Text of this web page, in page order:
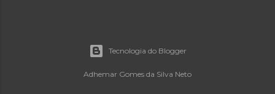
Tecnologia do Blogger
Adhemar Gomes da Silva Neto